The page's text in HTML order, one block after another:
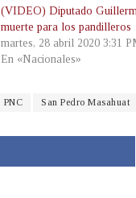
(VIDEO) Diputado
muerte para los pandilleros
martes, 28 abril 2020 3:31
En «Nacionales»
PNC San Pedro Masahuat